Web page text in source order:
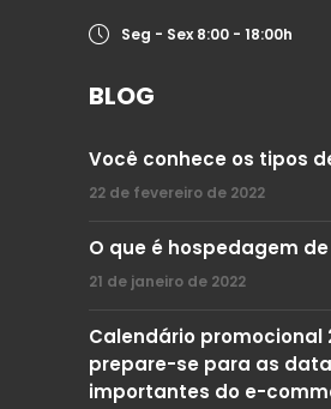
Seg - Sex 8:00 - 18:00h
BLOG
Você conhece os tipos
22 de fevereiro de 2022
O que é hospedagem
21 de janeiro de 2022
Calendário promocional
prepare-se para as
importantes do e-